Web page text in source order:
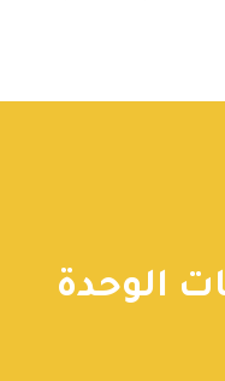
الوحدة